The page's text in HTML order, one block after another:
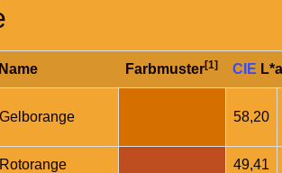
Name Farbmuster[1] CIE
Gelborange 58,20
Rotorange 49,41